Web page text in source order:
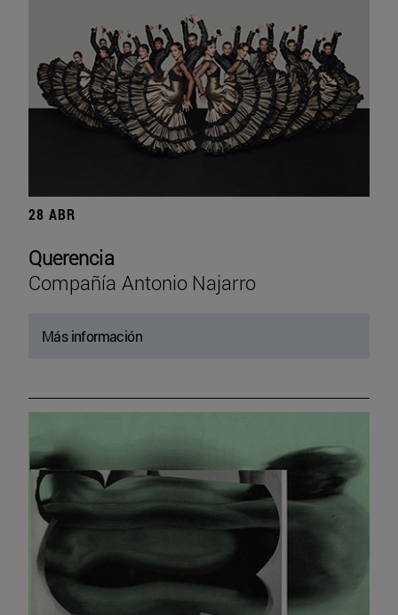
28 ABR
Querencia
Compañía Antonio Najarro
Más información